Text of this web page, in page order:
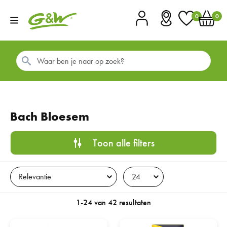
0 0
Bach Bloesem
Toon alle filters
1-24 van 42 resultaten
Bach Rescue Nacht Spray